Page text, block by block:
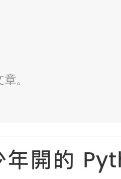
。